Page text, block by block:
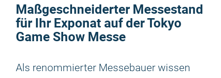
Maßgeschneiderter Messestand
für Ihr Exponat auf der Tokyo
Game Show Messe
Als renommierter Messebauer wissen